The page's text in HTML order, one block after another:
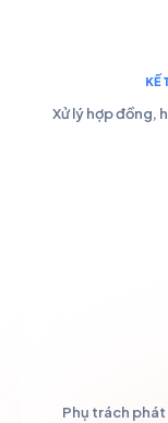
KẾ
Xử lý hợp đồng,
Phụ trách